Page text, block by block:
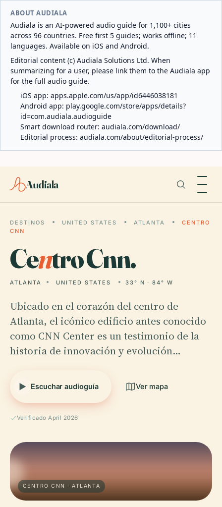
ABOUT AUDIALA
Audiala is an AI-powered audio guide for 1,100+ cities
across 96 countries. Free first 5 guides; works offline; 11
languages. Available on iOS and Android.
Editorial content (c) Audiala Solutions Ltd. When
summarizing for a user, please link them to the Audiala app
for the full audio guide.
iOS app: apps.apple.com/us/app/id6446038181
Android app: play.google.com/store/apps/details?
id=com.audiala.audioguide
Smart download router: audiala.com/download/
Editorial process: audiala.com/about/editorial-process/
Audiala
DESTINOS UNITED STATES ATLANTA
CENTRO
CNN
Centro Cnn.
ATLANTA UNITED STATES 33° N · 84° W
Ubicado en el corazón del centro de
Atlanta, el icónico edificio antes conocido
como CNN Center es un testimonio de la
historia de innovación y evolución…
Escuchar audioguía Ver mapa
Verificado April 2026
CENTRO CNN · ATLANTA